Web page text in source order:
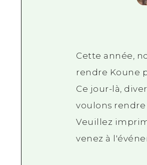
Cette année,
rendre Koune
Ce jour-là,
voulons
Veuillez
venez à